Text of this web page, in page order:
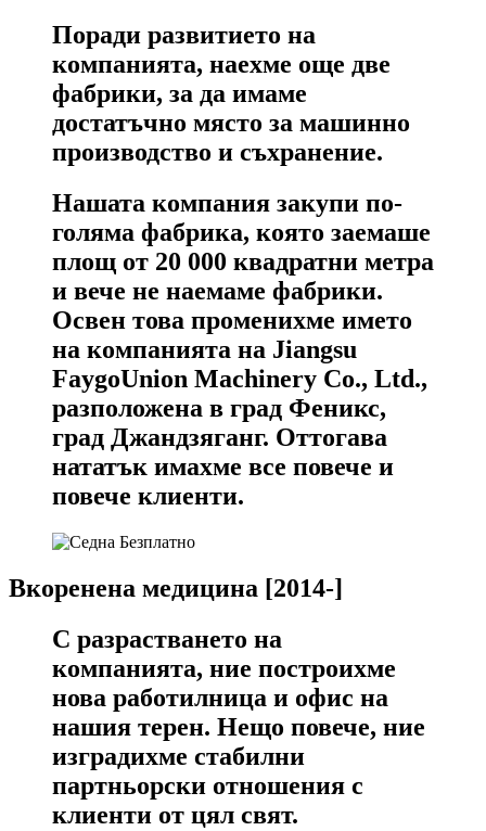
Поради развитието на
компанията, наехме още две
фабрики, за да имаме
достатъчно място за машинно
производство и съхранение.
Нашата компания закупи по-
голяма фабрика, която заемаше
площ от 20 000 квадратни метра
и вече не наемаме фабрики.
Освен това променихме името
на компанията на Jiangsu
FaygoUnion Machinery Co., Ltd.,
разположена в град Феникс,
град Джандзяганг. Оттогава
нататък имахме все повече и
повече клиенти.
Вкоренена медицина [2014-]
С разрастването на
компанията, ние построихме
нова работилница и офис на
нашия терен. Нещо повече, ние
изградихме стабилни
партньорски отношения с
клиенти от цял ​​свят.